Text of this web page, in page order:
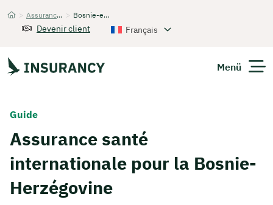
Startseite
> Assurance santé internationale > Bosnie-et-Herzégovine
Devenir client Français
Menü
Guide
Assurance santé
internationale pour la Bosnie-
Herzégovine